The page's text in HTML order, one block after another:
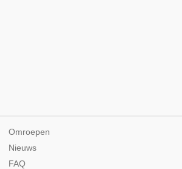
Omroepen
Nieuws
FAQ